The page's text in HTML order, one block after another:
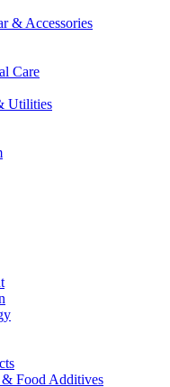
& Accessories
Care
Utilities
Food Additives